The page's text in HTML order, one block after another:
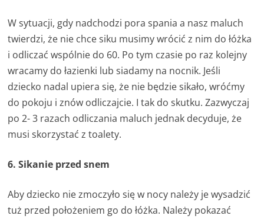
W sytuacji, gdy nadchodzi pora spania a nasz maluch
twierdzi, że nie chce siku musimy wrócić z nim do łóżka
i odliczać wspólnie do 60. Po tym czasie po raz kolejny
wracamy do łazienki lub siadamy na nocnik. Jeśli
dziecko nadal upiera się, że nie będzie sikało, wróćmy
do pokoju i znów odliczajcie. I tak do skutku. Zazwyczaj
po 2- 3 razach odliczania maluch jednak decyduje, że
musi skorzystać z toalety.
6. Sikanie przed snem
Aby dziecko nie zmoczyło się w nocy należy je wysadzić
tuż przed położeniem go do łóżka. Należy pokazać